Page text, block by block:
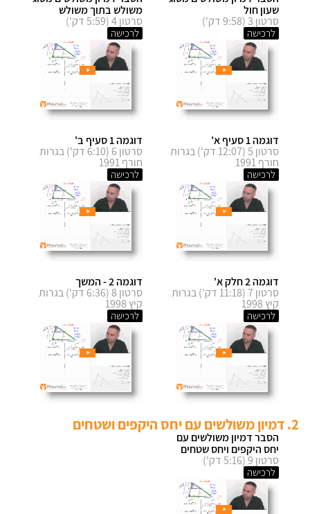
שעון חול
סרטון 3 (9:58 דק')
לרכישה
משולש בתוך משולש
סרטון 4 (5:59 דק')
לרכישה
דוגמה 1 סעיף א'
סרטון 5 (12:07 דק') בגרות
חורף 1991
לרכישה
דוגמה 1 סעיף ב'
סרטון 6 (6:10 דק') בגרות
חורף 1991
לרכישה
דוגמה 2 חלק א'
סרטון 7 (11:18 דק') בגרות
קיץ 1998
לרכישה
דוגמה 2 - המשך
סרטון 8 (6:36 דק') בגרות
קיץ 1998
לרכישה
2. דמיון משולשים עם יחס היקפים ושטחים
הסבר דמיון משולשים עם
יחס היקפים ויחס שטחים
סרטון 9 (5:16 דק')
לרכישה